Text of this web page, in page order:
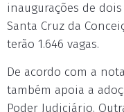
inaugurações de
Santa Cruz da
terão 1.646 vagas.
De acordo com a
também apoia a
Poder Judiciário.